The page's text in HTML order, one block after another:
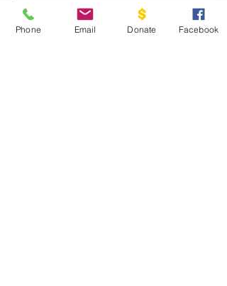
Phone Email Donate Facebook